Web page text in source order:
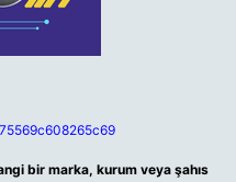
bir marka, kurum veya şahıs